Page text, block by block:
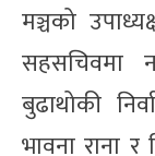
मञ्चको
सहसचिवमा
बुढाथोकी
भावना राना‌